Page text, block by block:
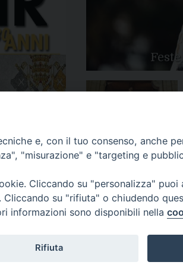
Apertura Anno Giubilare
2025
e, con il tuo consenso, anche
"misurazione" e "targeting e
Cliccando su "personalizza" puoi
su "rifiuta" o chiudendo
informazioni sono disponibili nella
Rifiuta